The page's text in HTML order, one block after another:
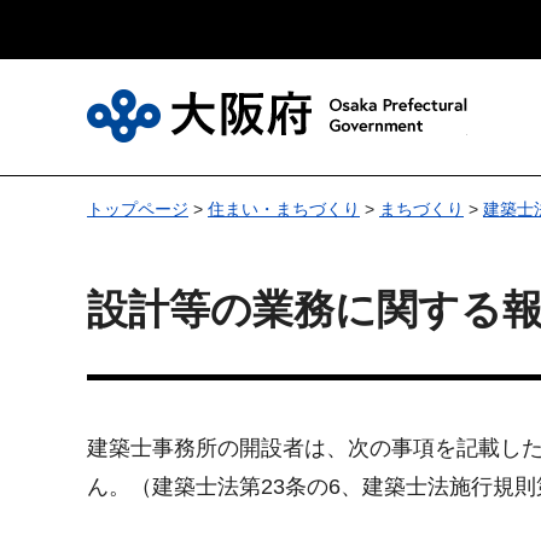
トップページ > 住まい・まちづくり > まちづくり > 建築士
設計等の業務に関する
建築士事務所の開設者は、次の事項を記載し
ん。（建築士法第23条の6、建築士法施行規則